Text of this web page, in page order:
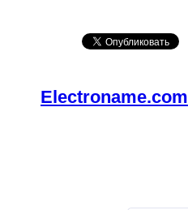
Electroname.com